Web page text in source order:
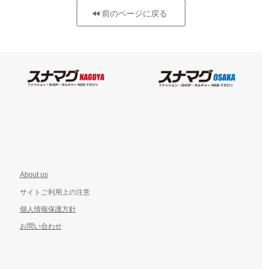
前のページに戻る
About us
サイトご利用上の注意
個人情報保護方針
お問い合わせ